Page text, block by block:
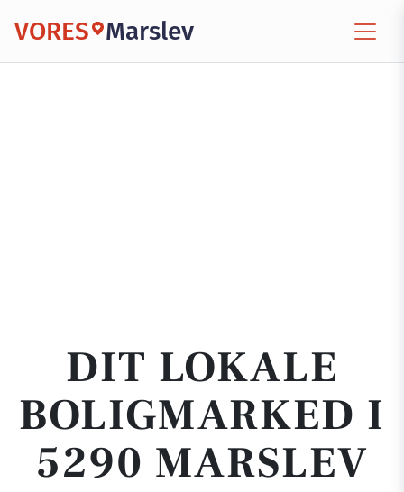
VORES Marslev
DIT LOKALE
BOLIGMARKED I
5290 MARSLEV